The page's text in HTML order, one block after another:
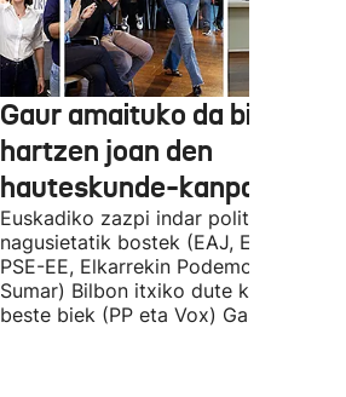
Gaur amaituko da
hartzen joan den
hauteskunde-kanpaina
Euskadiko zazpi indar politiko
nagusietatik bostek (EAJ, EH Bildu,
PSE-EE, Elkarrekin Podemos eta
Sumar) Bilbon itxiko dute kanpaina,
beste biek (PP eta Vox) Gasteizen.